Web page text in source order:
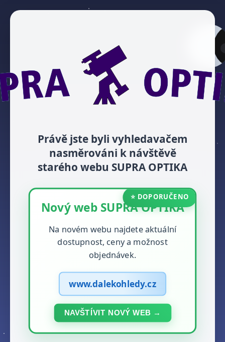
Právě jste byli vyhledavačem
nasměrováni k návštěvě
starého webu SUPRA OPTIKA
⭐ DOPORUČENO
Nový web SUPRA OPTIKA
Na novém webu najdete aktuální
dostupnost, ceny a možnost
objednávek.
www.dalekohledy.cz
NAVŠTÍVIT NOVÝ WEB →